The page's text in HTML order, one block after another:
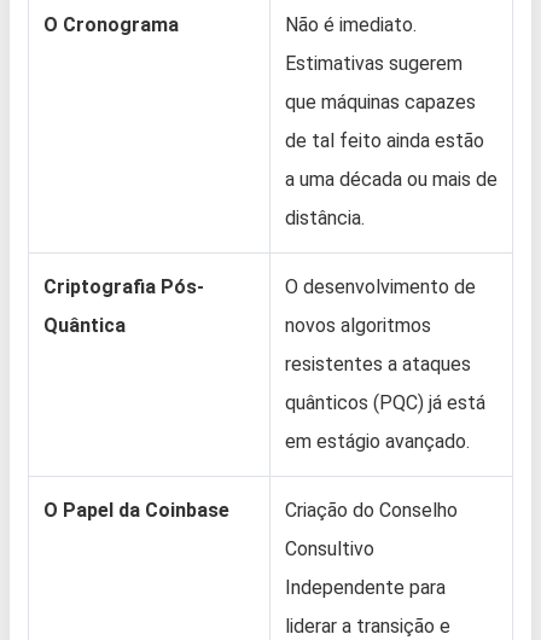
O Cronograma
Não é imediato.
Estimativas sugerem
que máquinas capazes
de tal feito ainda estão
a uma década ou mais de
distância.
Criptografia Pós-
Quântica
O desenvolvimento de
novos algoritmos
resistentes a ataques
quânticos (PQC) já está
em estágio avançado.
O Papel da Coinbase
Criação do Conselho
Consultivo
Independente para
liderar a transição e